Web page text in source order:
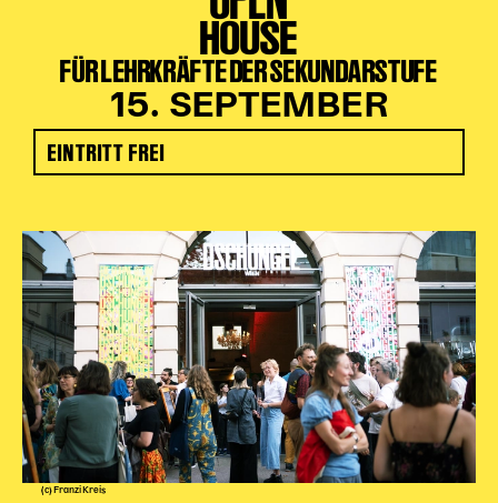
HOUSE
FÜR LEHRKRÄFTE DER SEKUNDARSTUFE
15. SEPTEMBER
EINTRITT FREI
(c) Franzi Kreis